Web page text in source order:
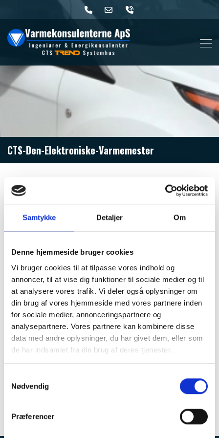
Samtykke Detaljer Om
Denne hjemmeside bruger cookies
Vi bruger cookies til at tilpasse vores indhold og
annoncer, til at vise dig funktioner til sociale medier og til
at analysere vores trafik. Vi deler også oplysninger om
din brug af vores hjemmeside med vores partnere inden
for sociale medier, annonceringspartnere og
analysepartnere. Vores partnere kan kombinere disse
data med andre oplysninger, du har givet dem, eller som
de har indsamlet fra din brug af deres tjenester.
Nødvendig
Præferencer
til
hovedindhold
CTS-Den-Elektroniske-Varmemester
Kontakt os
Du kan let og hurtigt sende os en besked i